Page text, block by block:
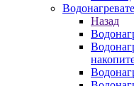
Назад